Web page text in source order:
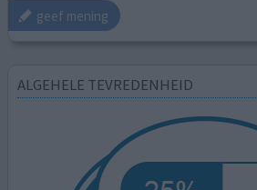
geef mening
ALGEHELE TEVREDENHEID